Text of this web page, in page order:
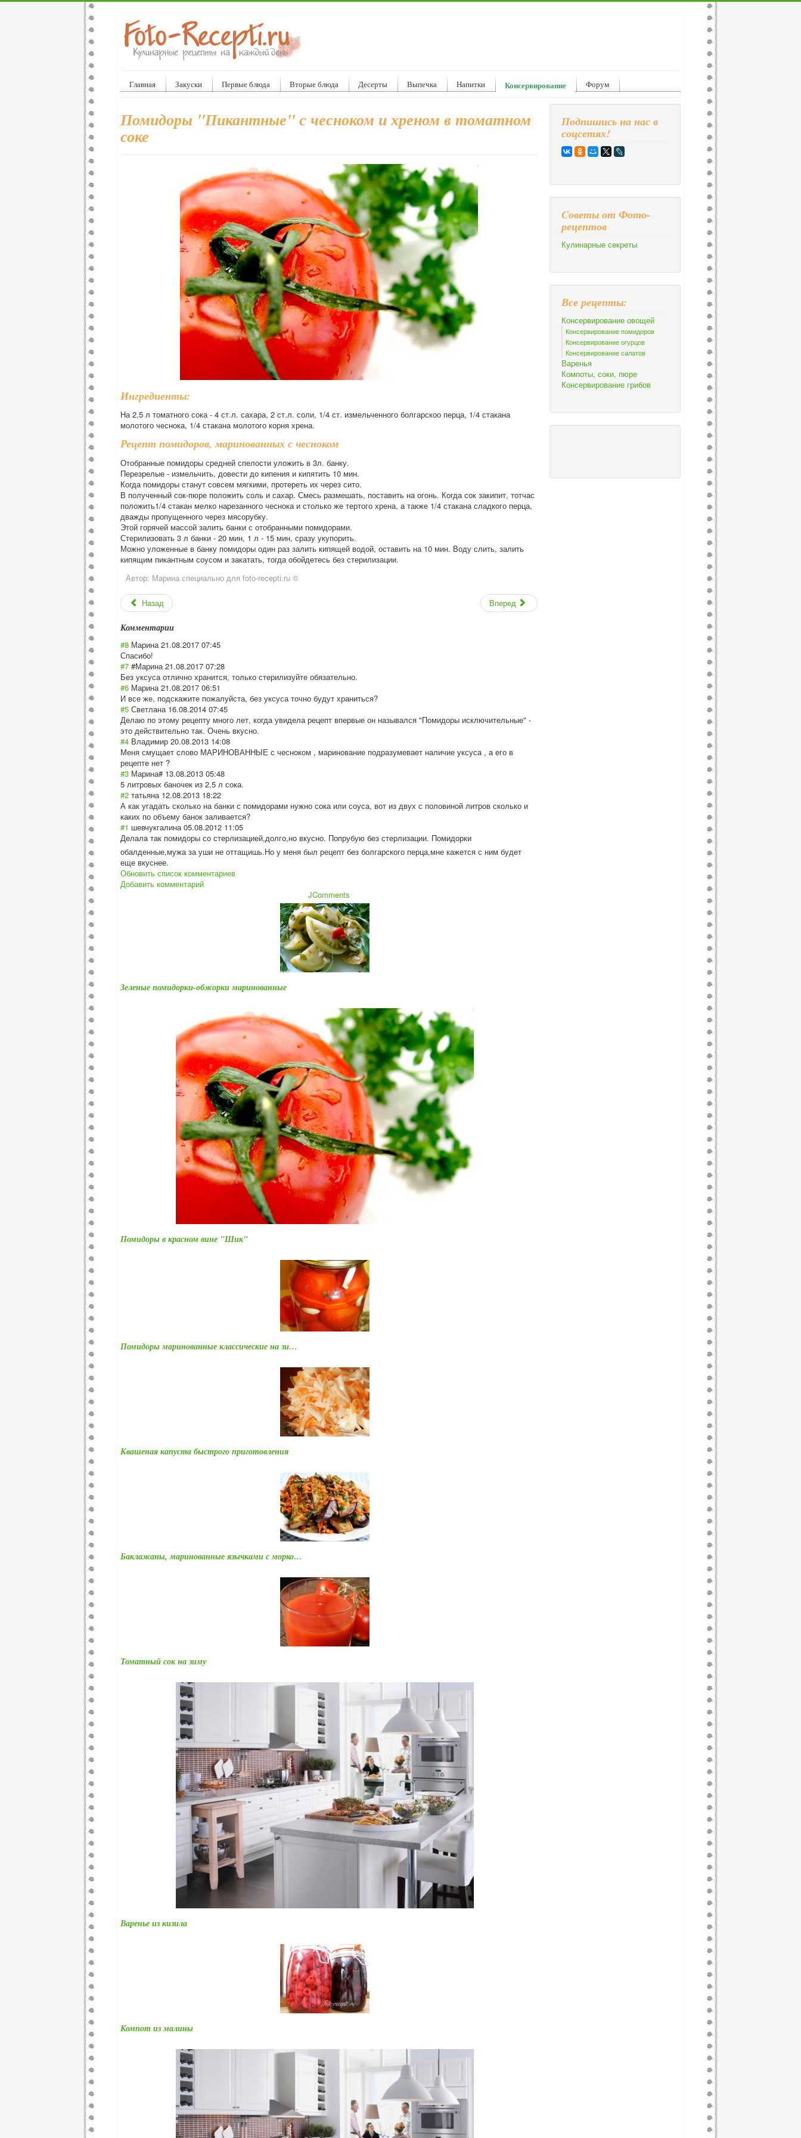
Главная Закуски Первые блюда Вторые блюда Десерты Выпечка Напитки Консервирование Форум
Помидоры "Пикантные" с чесноком и хреном в томатном
соке
Ингредиенты:
На 2,5 л томатного сока - 4 ст.л. сахара, 2 ст.л. соли, 1/4 ст. измельченного болгарскоо перца, 1/4 стакана
молотого чеснока, 1/4 стакана молотого корня хрена.
Рецепт помидоров, маринованных с чесноком
Отобранные помидоры средней спелости уложить в 3л. банку.
Перезрелые - измельчить, довести до кипения и кипятить 10 мин.
Когда помидоры станут совсем мягкими, протереть их через сито.
В полученный сок-пюре положить соль и сахар. Смесь размешать, поставить на огонь. Когда сок закипит, тотчас
положить1/4 стакан мелко нарезанного чеснока и столько же тертого хрена, а также 1/4 стакана сладкого перца,
дважды пропущенного через мясорубку.
Этой горячей массой залить банки с отобранными помидорами.
Стерилизовать 3 л банки - 20 мин, 1 л - 15 мин, сразу укупорить.
Можно уложенные в банку помидоры один раз залить кипящей водой, оставить на 10 мин. Воду слить, залить
кипящим пикантным соусом и закатать, тогда обойдетесь без стерилизации.
Автор: Марина специально для foto-recepti.ru ©
Назад Вперед
Комментарии
#8 Марина 21.08.2017 07:45
Спасибо!
#7 #Марина 21.08.2017 07:28
Без уксуса отлично хранится, только стерилизуйте обязательно.
#6 Марина 21.08.2017 06:51
И все же, подскажите пожалуйста, без уксуса точно будут храниться?
#5 Светлана 16.08.2014 07:45
Делаю по этому рецепту много лет, когда увидела рецепт впервые он назывался "Помидоры исключительные" -
это действительно так. Очень вкусно.
#4 Владимир 20.08.2013 14:08
Меня смущает слово МАРИНОВАННЫЕ с чесноком , маринование подразумевает наличие уксуса , а его в
рецепте нет ?
#3 Марина# 13.08.2013 05:48
5 литровых баночек из 2,5 л сока.
#2 татьяна 12.08.2013 18:22
А как угадать сколько на банки с помидорами нужно сока или соуса, вот из двух с половиной литров сколько и
каких по объему банок заливается?
#1 шевчукгалина 05.08.2012 11:05
Делала так помидоры со стерлизацией,долго,но вкусно. Попрубую без стерлизации. Помидорки
обалденные,мужа за уши не оттащишь.Но у меня был рецепт без болгарского перца,мне кажется с ним будет
еще вкуснее.
Обновить список комментариев
Добавить комментарий
JComments
Зеленые помидорки-обжорки маринованные
Помидоры в красном вине "Шик"
Помидоры маринованные классические на зи…
Квашеная капуста быстрого приготовления
Баклажаны, маринованные язычками с морко…
Томатный сок на зиму
Варенье из кизила
Компот из малины
Подпишись на нас в
соцсетях!
Cоветы от Фото-
рецептов
Кулинарные секреты
Все рецепты:
Консервирование овощей
Консервирование помидоров
Консервирование огурцов
Консервирование салатов
Варенья
Компоты, соки, пюре
Консервирование грибов